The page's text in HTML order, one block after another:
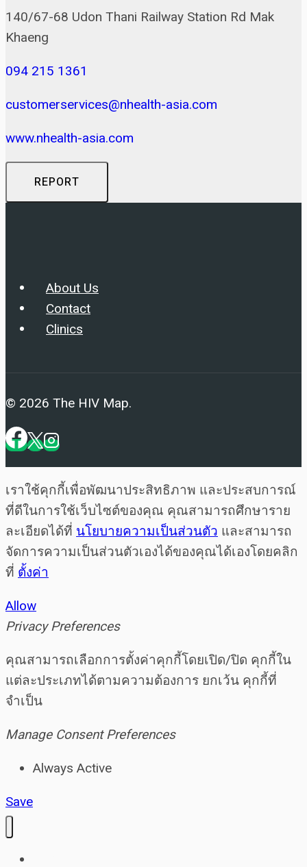
140/67-68 Udon Thani Railway Station Rd Mak
Khaeng
094 215 1361
customerservices@nhealth-asia.com
www.nhealth-asia.com
REPORT
About Us
Contact
Clinics
© 2026 The HIV Map.
เราใช้คุกกี้เพื่อพัฒนาประสิทธิภาพ และประสบการณ์
ที่ดีในการใช้เว็บไซต์ของคุณ คุณสามารถศึกษาราย
ละเอียดได้ที่ นโยบายความเป็นส่วนตัว และสามารถ
จัดการความเป็นส่วนตัวเองได้ของคุณได้เองโดยคลิก
ที่ ตั้งค่า
Allow
Privacy Preferences
คุณสามารถเลือกการตั้งค่าคุกกี้โดยเปิด/ปิด คุกกี้ใน
แต่ละประเภทได้ตามความต้องการ ยกเว้น คุกกี้ที่
จำเป็น
Manage Consent Preferences
Always Active
Save